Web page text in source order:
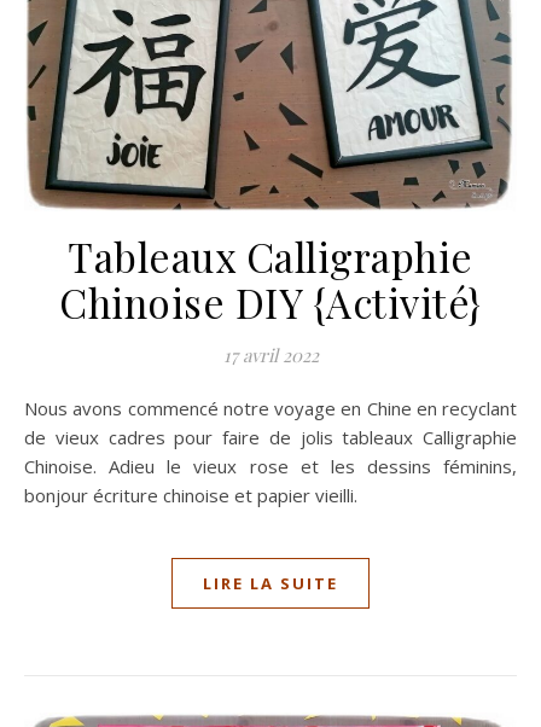
Tableaux Calligraphie
Chinoise DIY {Activité}
17 avril 2022
Nous avons commencé notre voyage en Chine en recyclant
de vieux cadres pour faire de jolis tableaux Calligraphie
Chinoise. Adieu le vieux rose et les dessins féminins,
bonjour écriture chinoise et papier vieilli.
LIRE LA SUITE